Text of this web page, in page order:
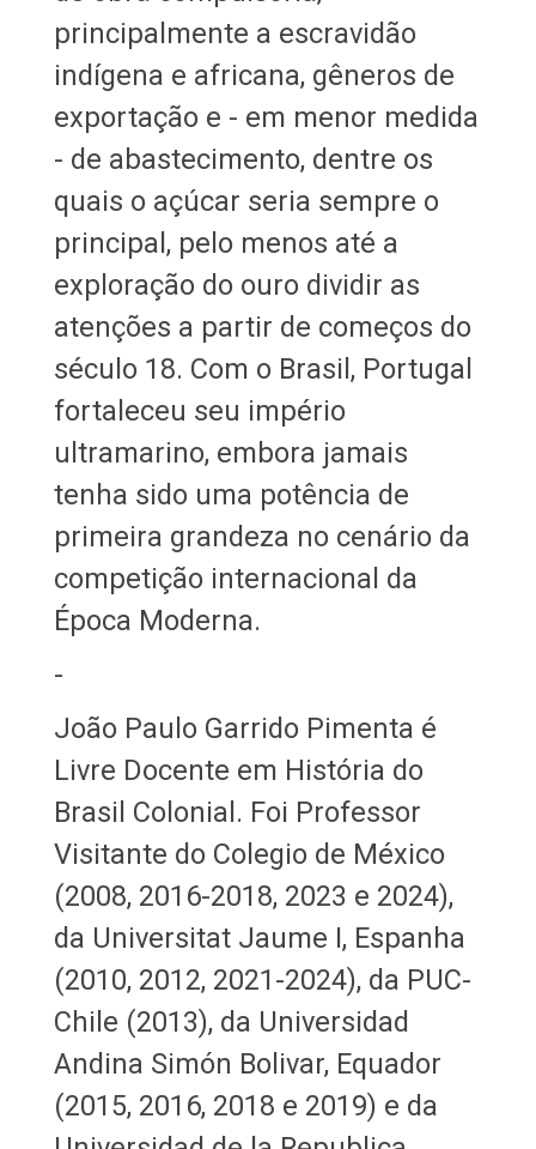
principalmente a escravidão
indígena e africana, gêneros de
exportação e - em menor medida
- de abastecimento, dentre os
quais o açúcar seria sempre o
principal, pelo menos até a
exploração do ouro dividir as
atenções a partir de começos do
século 18. Com o Brasil, Portugal
fortaleceu seu império
ultramarino, embora jamais
tenha sido uma potência de
primeira grandeza no cenário da
competição internacional da
Época Moderna.
-
João Paulo Garrido Pimenta é
Livre Docente em História do
Brasil Colonial. Foi Professor
Visitante do Colegio de México
(2008, 2016-2018, 2023 e 2024),
da Universitat Jaume I, Espanha
(2010, 2012, 2021-2024), da PUC-
Chile (2013), da Universidad
Andina Simón Bolivar, Equador
(2015, 2016, 2018 e 2019) e da